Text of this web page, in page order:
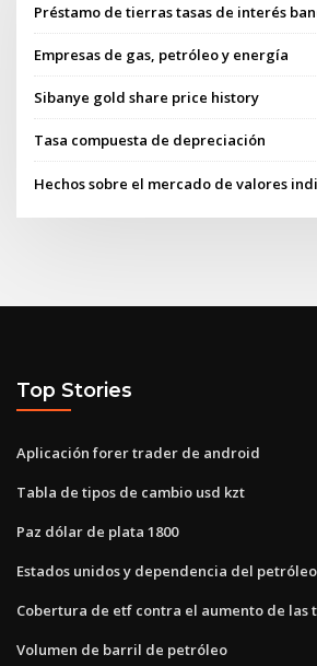
Préstamo de tierras tasas de interés
Empresas de gas, petróleo y energía
Sibanye gold share price history
Tasa compuesta de depreciación
Hechos sobre el mercado de valores
Top Stories
Aplicación forer trader de android
Tabla de tipos de cambio usd kzt
Paz dólar de plata 1800
Estados unidos y dependencia del
Cobertura de etf contra el aumento de las
Volumen de barril de petróleo